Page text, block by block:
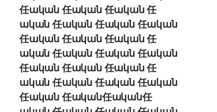
任ական 任ական 任ական 任
ական 任ական 任ական 任ական
任ական 任ական 任ական 任
ական 任ական 任ական 任ական
任ական 任ական 任ական 任
ական 任ական 任ական 任ական
任ական 任ական任ական任